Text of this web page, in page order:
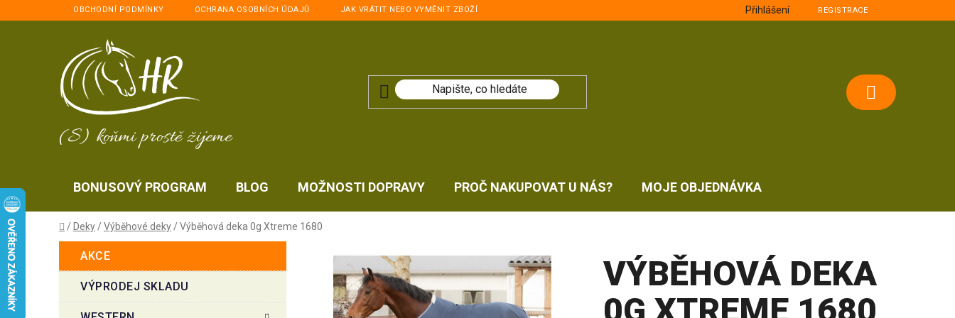
na
OBCHODNÍ PODMÍNKY OCHRANA OSOBNÍCH ÚDAJŮ JAK VRÁTIT NEBO VYMĚNIT ZBOŽÍ Přihlášení REGISTRACE
(S) koňmi prostě žijeme
NÁKUPNÍ
BONUSOVÝ PROGRAM BLOG MOŽNOSTI DOPRAVY PROČ NAKUPOVAT U NÁS? MOJE OBJEDNÁVKA
Domů
/ Deky /Výběhové deky /Výběhová deka 0g Xtreme 1680
o
t
kategorie
AKCE
VÝPRODEJ SKLADU
VÝBĚHOVÁ DEKA